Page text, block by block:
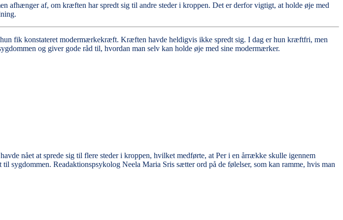
af, om kræften har spredt sig til andre steder i kroppen. Det er derfor vigtigt, at holde øje med
fik konstateret modermærkekræft. Kræften havde heldigvis ikke spredt sig. I dag er hun kræftfri, men
og giver gode råd til, hvordan man selv kan holde øje med sine modermærker.
nået at sprede sig til flere steder i kroppen, hvilket medførte, at Per i en årrække skulle igennem
sygdommen. Readaktionspsykolog Neela Maria Sris sætter ord på de følelser, som kan ramme, hvis man